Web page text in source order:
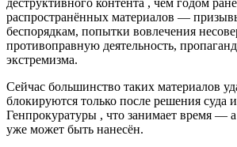
распространённых материалов —
беспорядкам, попытки вовлечения
противоправную деятельность,
экстремизма.
Сейчас большинство таких материалов
блокируются только после решения суда
Генпрокуратуры , что занимает время —
уже может быть нанесён.